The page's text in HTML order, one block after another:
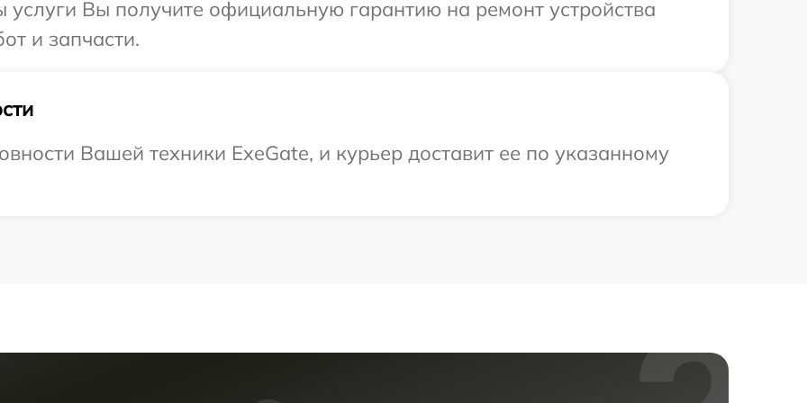
Вы получите официальную гарантию на ремонт устройства
и запчасти.
Вашей техники ExeGate, и курьер доставит ее по указанному